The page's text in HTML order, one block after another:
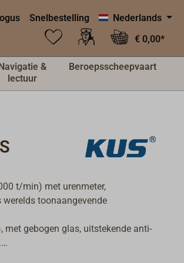
Snelbestelling
Nederlands
€ 0,00*
&
lectuur
Beroepsscheepvaart
t/min) met urenmeter,
werelds toonaangevende
met gebogen glas, uitstekende anti-
rood of geel, de